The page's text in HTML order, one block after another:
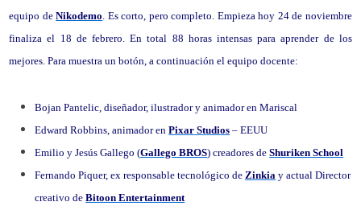
equipo deNikodemo. Es corto, pero completo. Empieza hoy 24 de noviembre
finaliza el 18 de febrero. En total 88 horas intensas para aprender de los
mejores. Para muestra un botón, a continuación el equipo docente:
Bojan Pantelic, diseñador, ilustrador y animador en Mariscal
Edward Robbins, animador enPixar Studios – EEUU
Emilio y Jesús Gallego (Gallego BROS) creadores deShuriken School
Fernando Piquer, ex responsable tecnológico deZinkia y actual Director
creativo deBitoon Entertainment